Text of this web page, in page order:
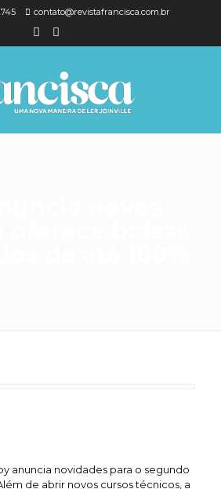
contato@revistafrancisca.com.br
anuncia novidades para o segundo
de abrir novos cursos técnicos, a